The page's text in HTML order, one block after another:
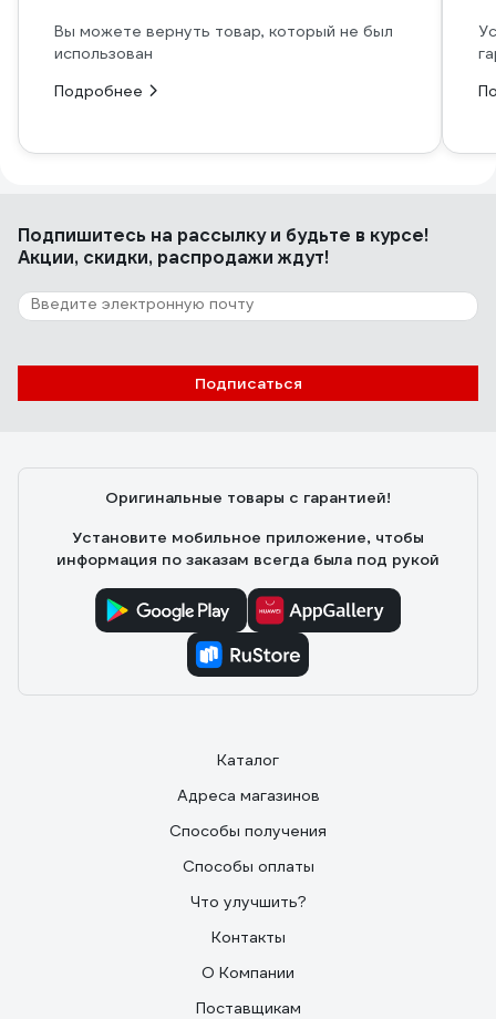
Вы можете вернуть товар, который не был
использован
Подробнее
Подпишитесь на рассылкуи будьте в курсе!
Акции, скидки, распродажи ждут!
Подписаться
Оригинальные товары с гарантией!
Установите мобильное приложение, чтобы
информация по заказам всегда была под рукой
Каталог
Адреса магазинов
Способы получения
Способы оплаты
Что улучшить?
Контакты
О Компании
Поставщикам